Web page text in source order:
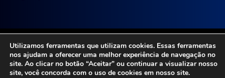
© 2022 SBI - Shooter Bragança Indústria - Todos
os Direitos Reservados
Utilizamos ferramentas que utilizam cookies. Essas ferramentas
nos ajudam a oferecer uma melhor experiência de navegação no
site. Ao clicar no botão “Aceitar” ou continuar a visualizar nosso
site, você concorda com o uso de cookies em nosso site.